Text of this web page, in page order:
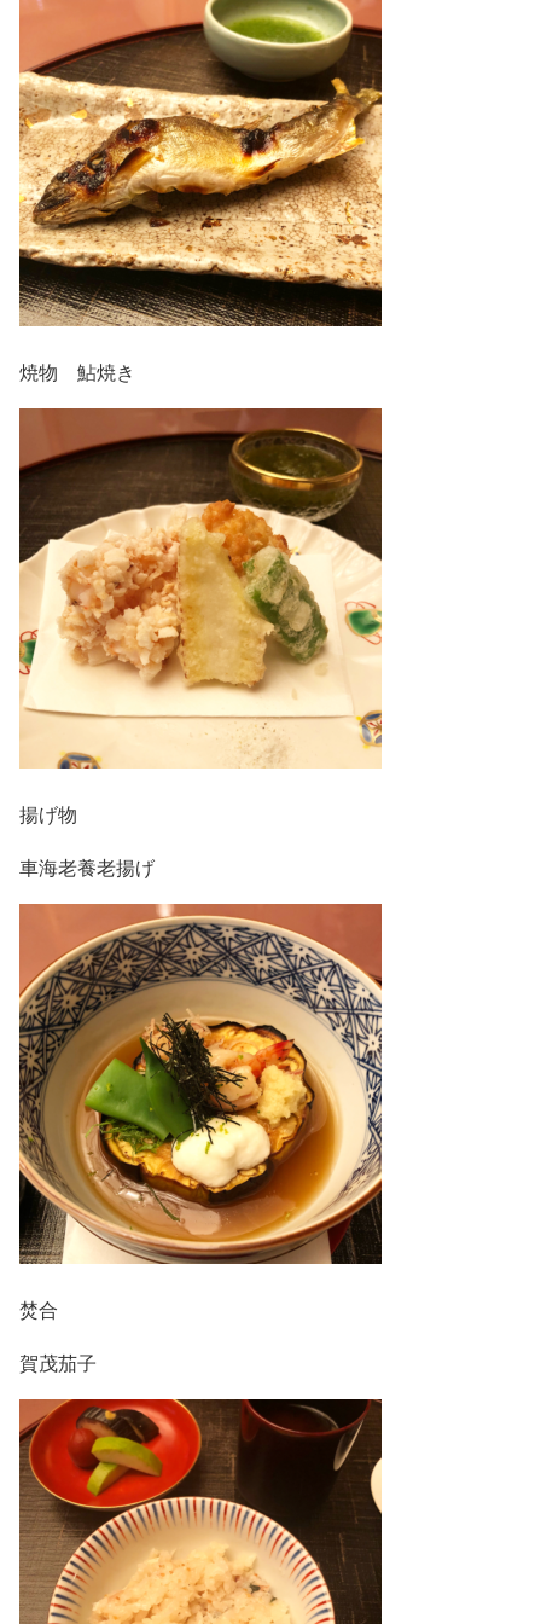
焼物 鮎焼き
揚げ物
車海老養老揚げ
焚合
賀茂茄子